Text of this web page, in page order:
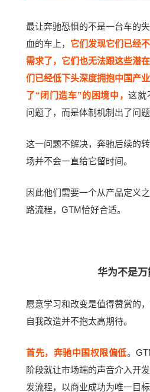
最让奔驰恐惧的不是一台车的
血的车上， 它们发现它们已经
需求了，它们也无法跟这些潜
们已经低下头深度拥抱中国产
了“闭门造车”的困境中，这就
问题了，而是体制机制出了问题
这一问题不解决，奔驰后续的
场并不会一直给它留时间。
因此他们需要一个从产品定义
路流程，GTM恰好合适。
华为不是万
愿意学习和改变是值得赞赏的
自我改造并不抱太高期待。
首先，奔驰中国权限偏低。
阶段就让市场端的声音介入开
发流程，以商业成功为唯一目